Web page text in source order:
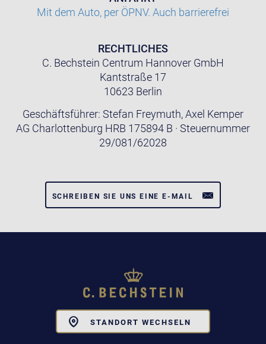
Mit dem Auto, per ÖPNV. Auch barrierefrei
RECHTLICHES
C. Bechstein Centrum Hannover GmbH
Kantstraße 17
10623 Berlin
Geschäftsführer: Stefan Freymuth, Axel Kemper
AG Charlottenburg HRB 175894 B · Steuernummer
29/081/62028
SCHREIBEN SIE UNS EINE E-MAIL
STANDORT WECHSELN